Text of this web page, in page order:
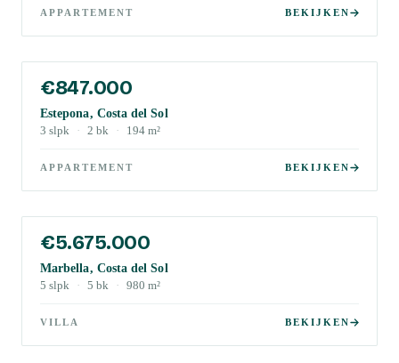
APPARTEMENT BEKIJKEN
€847.000
Estepona, Costa del Sol
3 slpk · 2 bk · 194 m²
APPARTEMENT BEKIJKEN
€5.675.000
Marbella, Costa del Sol
5 slpk · 5 bk · 980 m²
VILLA BEKIJKEN